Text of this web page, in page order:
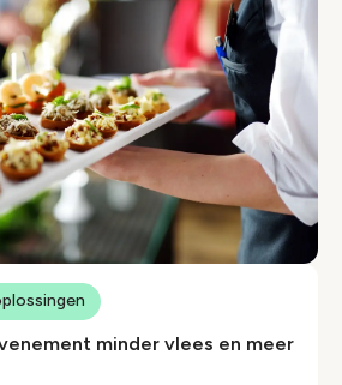
minder vlees en meer